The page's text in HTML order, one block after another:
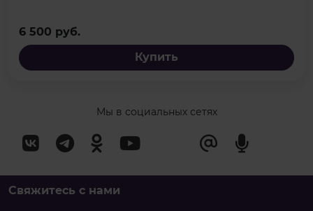
6 500 руб.
Купить
Мы в социальных сетях
Свяжитесь с нами